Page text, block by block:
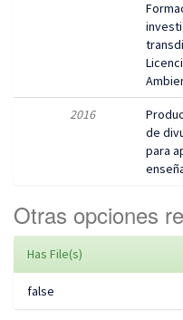
2016
de
para
Otras opciones
Has File(s)
false